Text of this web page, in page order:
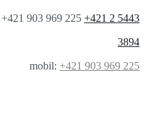
903 969 225 +421 2 5443
3894
mobil: +421 903 969 225